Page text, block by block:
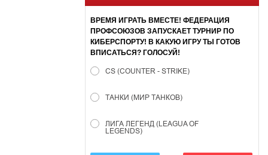
ВРЕМЯ ИГРАТЬ ВМЕСТЕ! ФЕДЕРАЦИЯ
ПРОФСОЮЗОВ ЗАПУСКАЕТ ТУРНИР ПО
КИБЕРСПОРТУ! В КАКУЮ ИГРУ ТЫ ГОТОВ
ВПИСАТЬСЯ? ГОЛОСУЙ!
CS (COUNTER - STRIKE)
ТАНКИ (МИР ТАНКОВ)
ЛИГА ЛЕГЕНД (LEAGUA OF
LEGENDS)